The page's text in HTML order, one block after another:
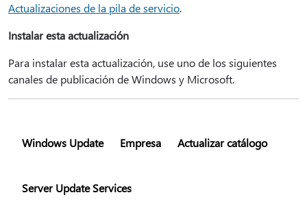
Actualizaciones de la pila de servicio.
Instalar esta actualización
Para instalar esta actualización, use uno de los siguientes
canales de publicación de Windows y Microsoft.
Windows Update Empresa Actualizar catálogo
Server Update Services